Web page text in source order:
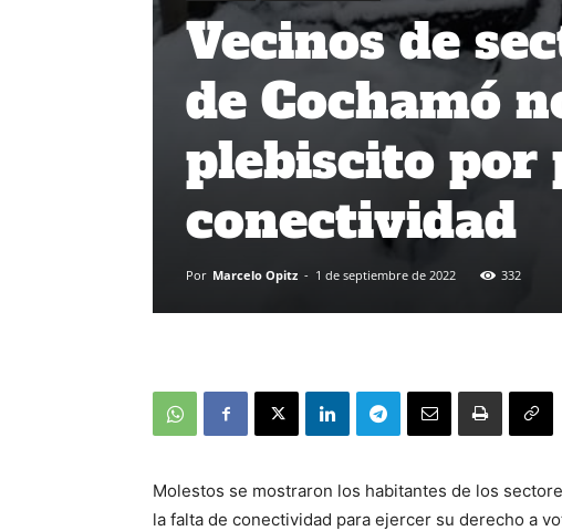
Vecinos de
de Cochamó
plebiscito por
conectividad
Por Marcelo Opitz - 1 de septiembre de 2022 332
Molestos se mostraron los habitantes de los
la falta de conectividad para ejercer su derecho a